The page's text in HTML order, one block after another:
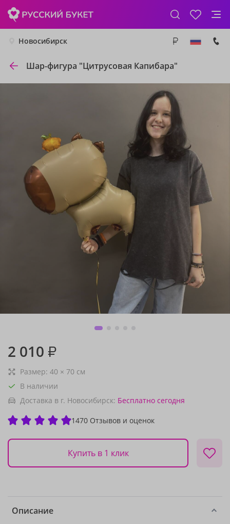
Новосибирск
Шар-фигура "Цитрусовая Капибара"
2 010 ₽
Размер: 40 × 70 см
В наличии
Доставка в г. Новосибирск: Бесплатно сегодня
1470 Отзывов и оценок
Купить в 1 клик
Описание